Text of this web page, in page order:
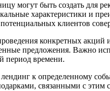
могут быть создать для
характеристики и
клиентов
конкретных
предложения. Важно
период времени.
лендинг к определенному
связанными с этим